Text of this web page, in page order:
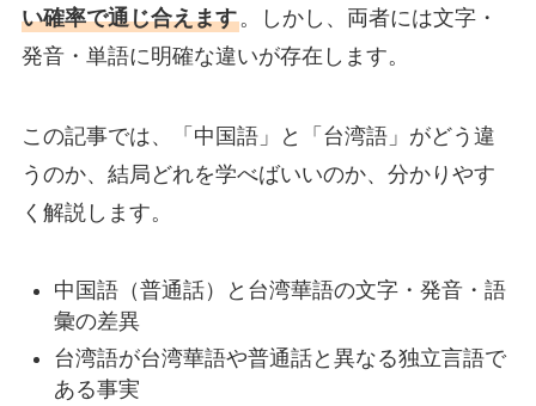
い確率で通じ合えます。しかし、両者には文字・
発音・単語に明確な違いが存在します。
この記事では、「中国語」と「台湾語」がどう違
うのか、結局どれを学べばいいのか、分かりやす
く解説します。
中国語（普通話）と台湾華語の文字・発音・語
彙の差異
台湾語が台湾華語や普通話と異なる独立言語で
ある事実